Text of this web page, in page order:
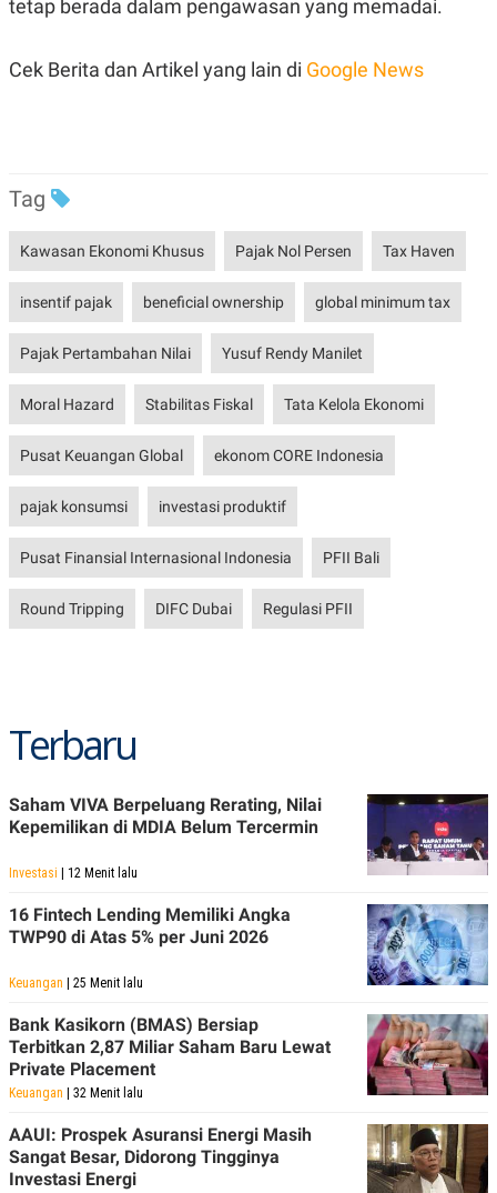
tetap berada dalam pengawasan yang memadai.
Cek Berita dan Artikel yang lain di Google News
Tag
Kawasan Ekonomi Khusus Pajak Nol Persen Tax Haven
insentif pajak beneficial ownership global minimum tax
Pajak Pertambahan Nilai Yusuf Rendy Manilet
Moral Hazard Stabilitas Fiskal Tata Kelola Ekonomi
Pusat Keuangan Global ekonom CORE Indonesia
pajak konsumsi investasi produktif
Pusat Finansial Internasional Indonesia PFII Bali
Round Tripping DIFC Dubai Regulasi PFII
Terbaru
Saham VIVA Berpeluang Rerating, Nilai
Kepemilikan di MDIA Belum Tercermin
Investasi | 12 Menit lalu
16 Fintech Lending Memiliki Angka
TWP90 di Atas 5% per Juni 2026
Keuangan | 25 Menit lalu
Bank Kasikorn (BMAS) Bersiap
Terbitkan 2,87 Miliar Saham Baru Lewat
Private Placement
Keuangan | 32 Menit lalu
AAUI: Prospek Asuransi Energi Masih
Sangat Besar, Didorong Tingginya
Investasi Energi